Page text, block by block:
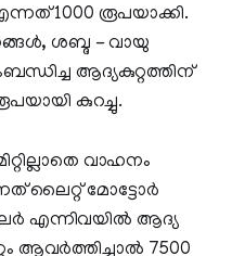
1000 രൂപയാക്കി.
ശബ്ദ - വായു
ആദ്യകുറ്റത്തിന്
കുറച്ചു.
വാഹനം
ലൈറ്റ് മോട്ടോര്‍
എന്നിവയില്‍ ആദ്യ
ആവര്‍ത്തിച്ചാല്‍ 7500